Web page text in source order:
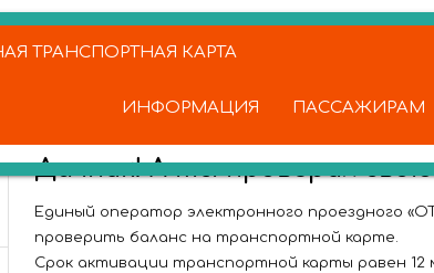
ТРАНСПОРТНАЯ КАРТА
ИНФОРМАЦИЯ ПАССАЖИРАМ
Дачник! А ты проверил
Единый оператор электронного проездного
проверить баланс на транспортной карте.
Срок активации транспортной карты равен